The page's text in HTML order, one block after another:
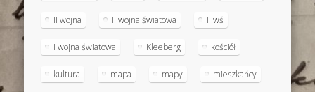
II wojna II wojna światowa II wś
I wojna światowa Kleeberg kościół
kultura mapa mapy mieszkańcy